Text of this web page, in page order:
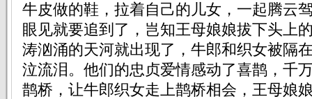
牛皮做的鞋，拉着自己的儿女，一起腾云
眼见就要追到了，岂知王母娘娘拔下头上
涛汹涌的天河就出现了，牛郎和织女被隔
泣流泪。他们的忠贞爱情感动了喜鹊，千
鹊桥，让牛郎织女走上鹊桥相会，王母娘